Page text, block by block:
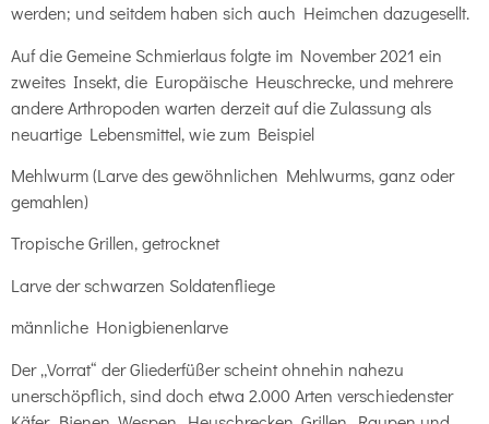
werden; und seitdem haben sich auch Heimchen dazugesellt.
Auf die Gemeine Schmierlaus folgte im November 2021 ein
zweites Insekt, die Europäische Heuschrecke, und mehrere
andere Arthropoden warten derzeit auf die Zulassung als
neuartige Lebensmittel, wie zum Beispiel
Mehlwurm (Larve des gewöhnlichen Mehlwurms, ganz oder
gemahlen)
Tropische Grillen, getrocknet
Larve der schwarzen Soldatenfliege
männliche Honigbienenlarve
Der „Vorrat“ der Gliederfüßer scheint ohnehin nahezu
unerschöpflich, sind doch etwa 2.000 Arten verschiedenster